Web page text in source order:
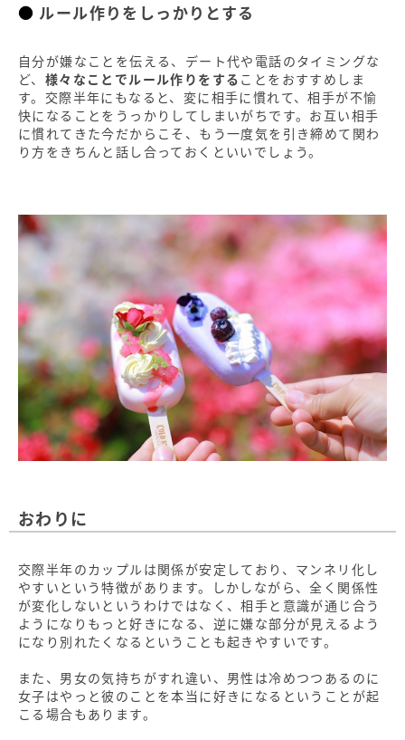
ルール作りをしっかりとする
自分が嫌なことを伝える、デート代や電話のタイミングな
ど、 様々なことでルール作りをする ことをおすすめしま
す。交際半年にもなると、変に相手に慣れて、相手が不愉
快になることをうっかりしてしまいがちです。お互い相手
に慣れてきた今だからこそ、もう一度気を引き締めて関わ
り方をきちんと話し合っておくといいでしょう。
おわりに
交際半年のカップルは関係が安定しており、マンネリ化し
やすいという特徴があります。しかしながら、全く関係性
が変化しないというわけではなく、相手と意識が通じ合う
ようになりもっと好きになる、逆に嫌な部分が見えるよう
になり別れたくなるということも起きやすいです。
また、男女の気持ちがすれ違い、男性は冷めつつあるのに
女子はやっと彼のことを本当に好きになるということが起
こる場合もあります。